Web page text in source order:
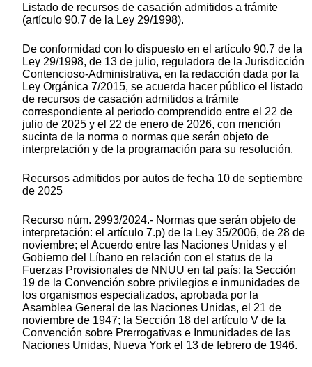
Listado de recursos de casación admitidos a trámite
(artículo 90.7 de la Ley 29/1998).
De conformidad con lo dispuesto en el artículo 90.7 de la
Ley 29/1998, de 13 de julio, reguladora de la Jurisdicción
Contencioso-Administrativa, en la redacción dada por la
Ley Orgánica 7/2015, se acuerda hacer público el listado
de recursos de casación admitidos a trámite
correspondiente al periodo comprendido entre el 22 de
julio de 2025 y el 22 de enero de 2026, con mención
sucinta de la norma o normas que serán objeto de
interpretación y de la programación para su resolución.
Recursos admitidos por autos de fecha 10 de septiembre
de 2025
Recurso núm. 2993/2024.- Normas que serán objeto de
interpretación: el artículo 7.p) de la Ley 35/2006, de 28 de
noviembre; el Acuerdo entre las Naciones Unidas y el
Gobierno del Líbano en relación con el status de la
Fuerzas Provisionales de NNUU en tal país; la Sección
19 de la Convención sobre privilegios e inmunidades de
los organismos especializados, aprobada por la
Asamblea General de las Naciones Unidas, el 21 de
noviembre de 1947; la Sección 18 del artículo V de la
Convención sobre Prerrogativas e Inmunidades de las
Naciones Unidas, Nueva York el 13 de febrero de 1946.